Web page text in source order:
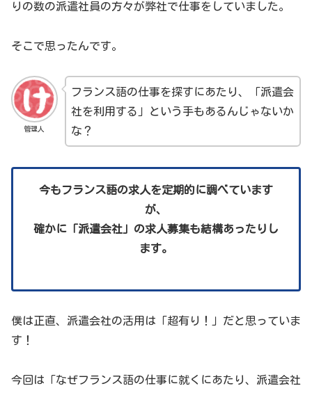
りの数の派遣社員の方々が弊社で仕事をしていました。
そこで思ったんです。
管理人
フランス語の仕事を探すにあたり、「派遣会
社を利用する」という手もあるんじゃないか
な？
今もフランス語の求人を定期的に調べています
が、
確かに「派遣会社」の求人募集も結構あったりし
ます。
僕は正直、派遣会社の活用は「超有り！」だと思っていま
す！
今回は「なぜフランス語の仕事に就くにあたり、派遣会社